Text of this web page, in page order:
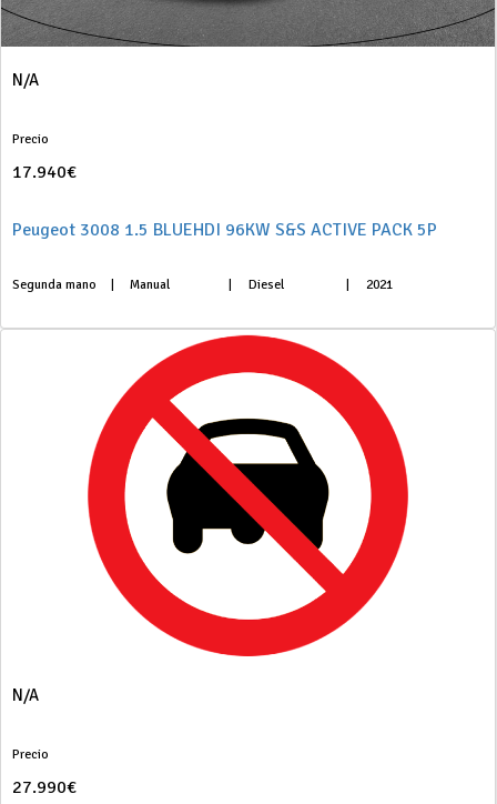
N/A
Precio
17.940€
Peugeot 3008 1.5 BLUEHDI 96KW S&S ACTIVE PACK 5P
Segunda mano Manual Diesel 2021
N/A
Precio
27.990€